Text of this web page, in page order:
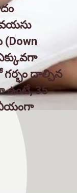
(Down
గర్భం దాల్చిన
35